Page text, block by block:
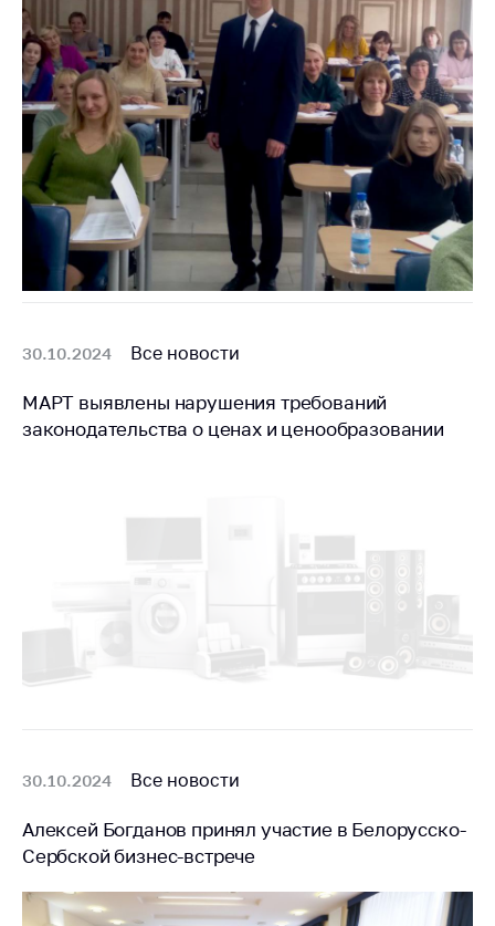
30.10.2024 Все новости
МАРТ выявлены нарушения требований
законодательства о ценах и ценообразовании
30.10.2024 Все новости
Алексей Богданов принял участие в Белорусско-
Сербской бизнес-встрече